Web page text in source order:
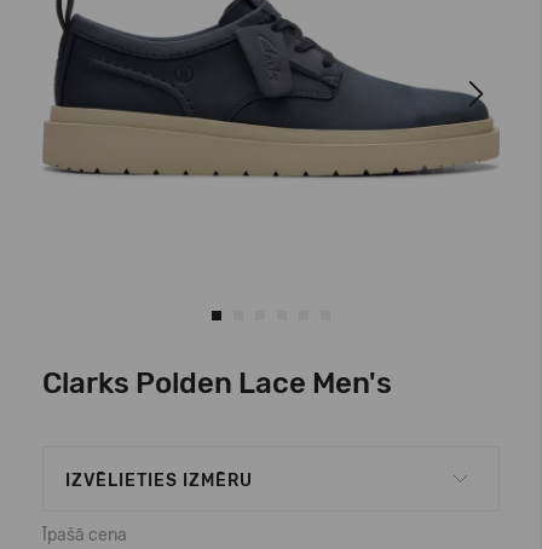
Next
Clarks Polden Lace Men's
IZVĒLIETIES IZMĒRU
Īpašā cena